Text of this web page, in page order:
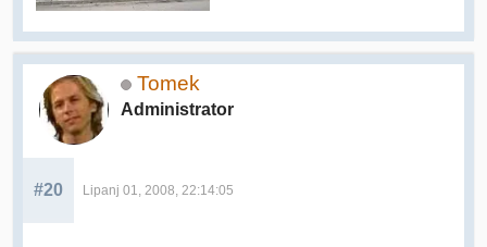
Tomek
Administrator
#20 Lipanj 01, 2008, 22:14:05